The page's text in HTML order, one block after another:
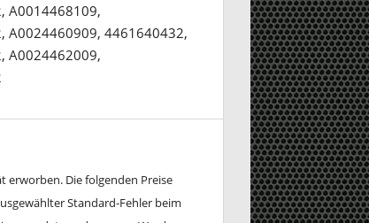
A0014468109,
A0024460909, 4461640432,
A0024462009,
erworben. Die folgenden Preise
Standard-Fehler beim